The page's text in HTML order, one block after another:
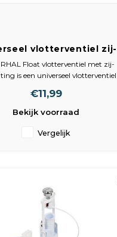
vlotterventiel zij-
3/8 inch messing -
- Stil vullend
Float vlotterventiel met zij-
is een universeel vlotterventiel
van een toilet. Dankzij de 3/8
aansluiting is het ventiel
€11,99
Bekijk voorraad
Vergelijk